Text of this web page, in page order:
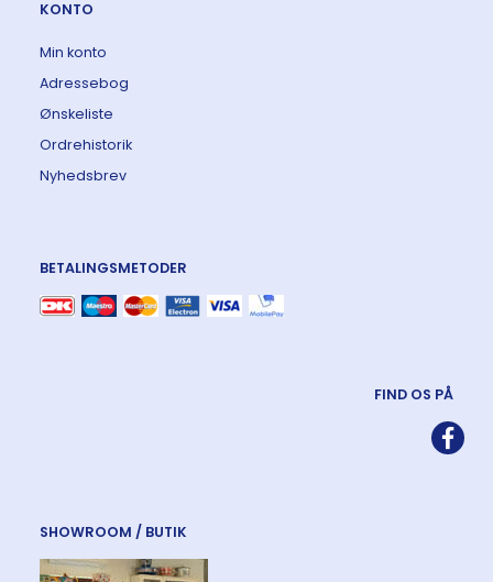
KONTO
Min konto
Adressebog
Ønskeliste
Ordrehistorik
Nyhedsbrev
BETALINGSMETODER
FIND OS PÅ
SHOWROOM / BUTIK